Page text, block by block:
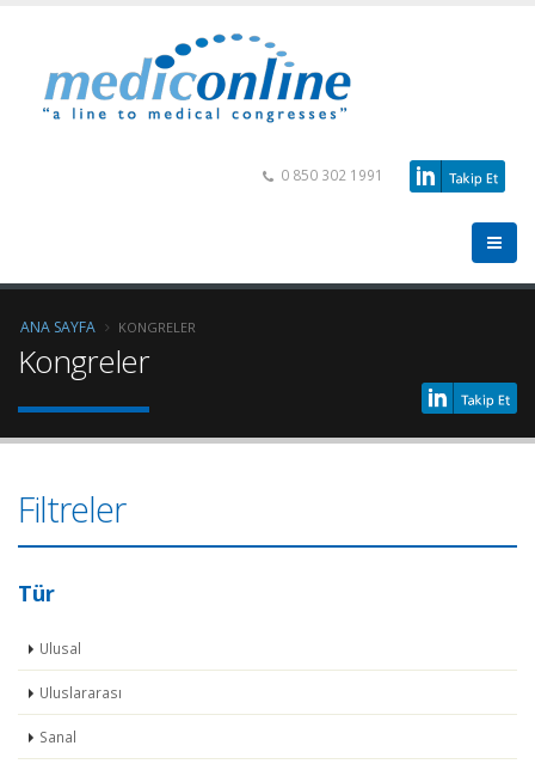
0 850 302 1991
ANA SAYFA KONGRELER
Kongreler
Filtreler
Tür
Ulusal
Uluslararası
Sanal